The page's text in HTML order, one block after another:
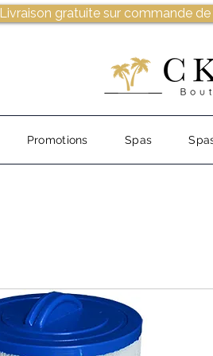
Livraison gratuite sur commande
Promotions Spas